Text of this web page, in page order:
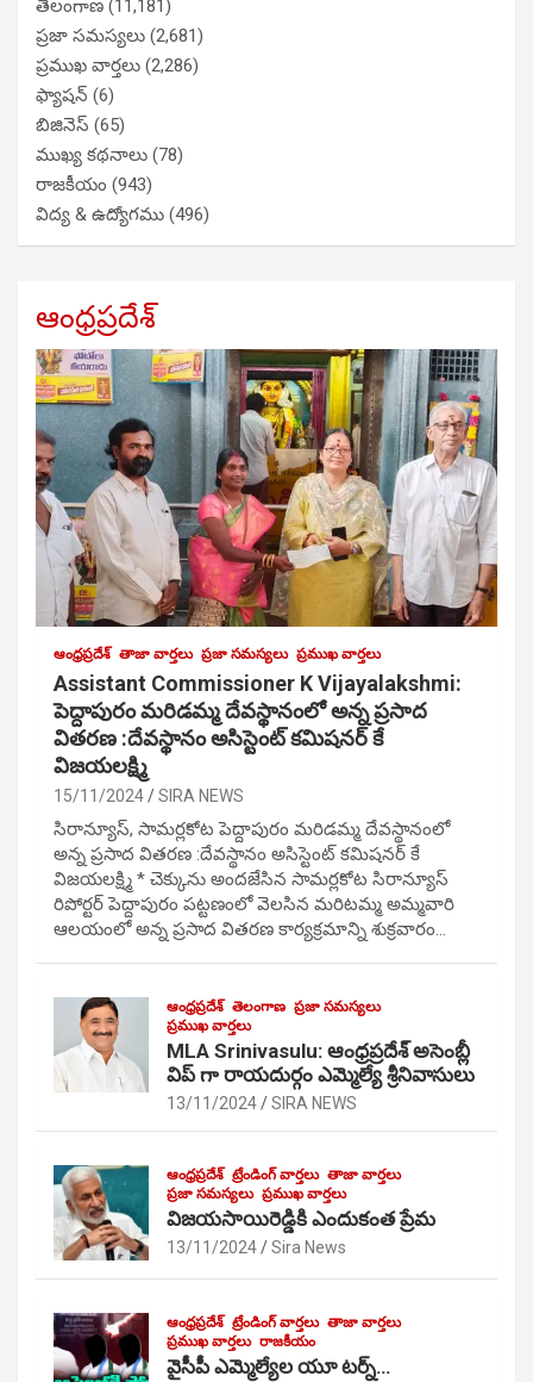
తెలంగాణ (11,181)
ప్రజా సమస్యలు (2,681)
ప్రముఖ వార్తలు (2,286)
ఫ్యాషన్ (6)
బిజినెస్ (65)
ముఖ్య కథనాలు (78)
రాజకీయం (943)
విద్య & ఉద్యోగము (496)
ఆంధ్రప్రదేశ్
ఆంధ్రప్రదేశ్ తాజా వార్తలు ప్రజా సమస్యలు ప్రముఖ వార్తలు
Assistant Commissioner K Vijayalakshmi:
పెద్దాపురం మరిడమ్మ దేవస్థానంలో అన్న ప్రసాద
వితరణ :దేవస్థానం అసిస్టెంట్ కమిషనర్ కే
విజయలక్ష్మి
15/11/2024 SIRA NEWS
సిరాన్యూస్, సామర్లకోట పెద్దాపురం మరిడమ్మ దేవస్థానంలో
అన్న ప్రసాద వితరణ :దేవస్థానం అసిస్టెంట్ కమిషనర్ కే
విజయలక్ష్మి * చెక్కును అందజేసిన సామర్లకోట సిరాన్యూస్
రిపోర్టర్ పెద్దాపురం పట్టణంలో వెలసిన మరిటమ్మ అమ్మవారి
ఆలయంలో అన్న ప్రసాద వితరణ కార్యక్రమాన్ని శుక్రవారం…
ఆంధ్రప్రదేశ్ తెలంగాణ ప్రజా సమస్యలు
ప్రముఖ వార్తలు
MLA Srinivasulu: ఆంధ్రప్రదేశ్ అసెంబ్లీ
విప్ గా రాయదుర్గం ఎమ్మెల్యే శ్రీనివాసులు
13/11/2024 SIRA NEWS
ఆంధ్రప్రదేశ్ ట్రేండింగ్ వార్తలు తాజా వార్తలు
ప్రజా సమస్యలు ప్రముఖ వార్తలు
విజయసాయిరెడ్డికి ఎందుకంత ప్రేమ
13/11/2024 Sira News
ఆంధ్రప్రదేశ్ ట్రేండింగ్ వార్తలు తాజా వార్తలు
ప్రముఖ వార్తలు రాజకీయం
వైసీపీ ఎమ్మెల్యేల యూ టర్న్…